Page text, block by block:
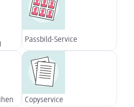
Passbild-Service
Copyservice